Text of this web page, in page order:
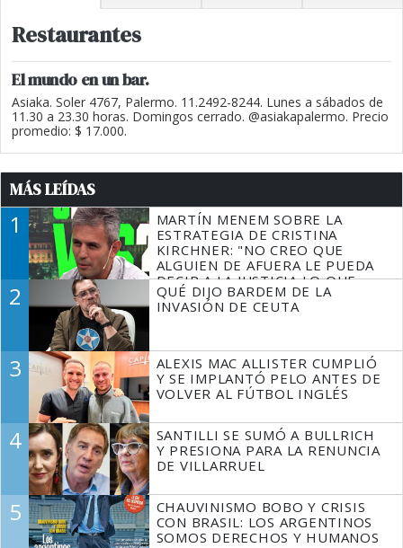
Restaurantes
El mundo en un bar.
Asiaka. Soler 4767, Palermo. 11.2492-8244. Lunes a sábados de
11.30 a 23.30 horas. Domingos cerrado. @asiakapalermo. Precio
promedio: $ 17.000.
MÁS LEÍDAS
1
MARTÍN MENEM SOBRE LA
ESTRATEGIA DE CRISTINA
KIRCHNER: "NO CREO QUE
ALGUIEN DE AFUERA LE PUEDA
DECIR A LA JUSTICIA LO QUE
TIENE QUE HACER"
2
QUÉ DIJO BARDEM DE LA
INVASIÓN DE CEUTA
3
ALEXIS MAC ALLISTER CUMPLIÓ
Y SE IMPLANTÓ PELO ANTES DE
VOLVER AL FÚTBOL INGLÉS
4
SANTILLI SE SUMÓ A BULLRICH
Y PRESIONA PARA LA RENUNCIA
DE VILLARRUEL
5
CHAUVINISMO BOBO Y CRISIS
CON BRASIL: LOS ARGENTINOS
SOMOS DERECHOS Y HUMANOS